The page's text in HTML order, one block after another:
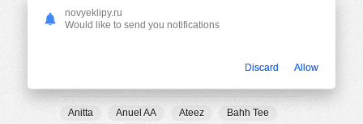
Anitta Anuel AA Ateez
Bahh Tee
novyeklipy.ru
Would like to send you notifications
Discard Allow